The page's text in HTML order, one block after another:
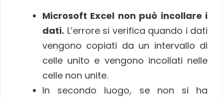
Microsoft Excel non può incollare i
dati. L’errore si verifica quando i dati
vengono copiati da un intervallo di
celle unito e vengono incollati nelle
celle non unite.
In secondo luogo, se non si ha